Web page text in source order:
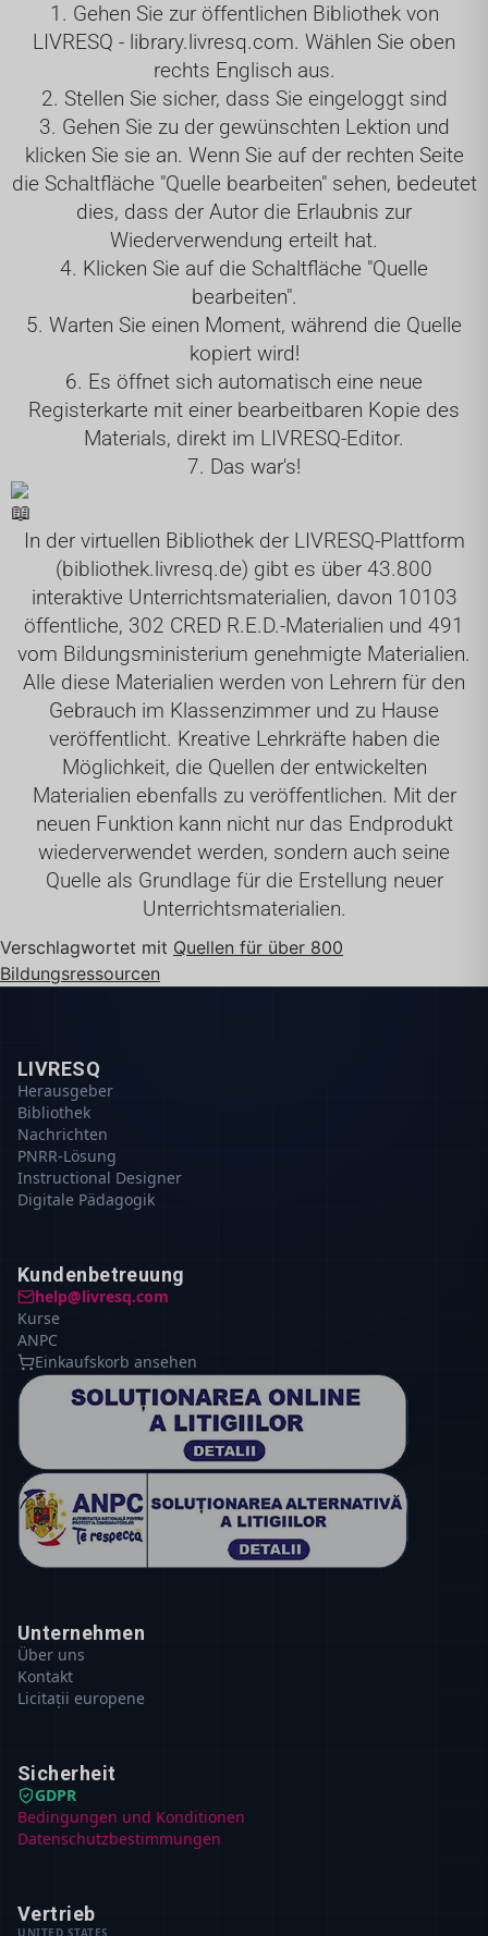
1. Gehen Sie zur öffentlichen Bibliothek von
LIVRESQ - library.livresq.com. Wählen Sie oben
rechts Englisch aus.
2. Stellen Sie sicher, dass Sie eingeloggt sind
3. Gehen Sie zu der gewünschten Lektion und
klicken Sie sie an. Wenn Sie auf der rechten Seite
die Schaltfläche "Quelle bearbeiten" sehen, bedeutet
dies, dass der Autor die Erlaubnis zur
Wiederverwendung erteilt hat.
4. Klicken Sie auf die Schaltfläche "Quelle
bearbeiten".
5. Warten Sie einen Moment, während die Quelle
kopiert wird!
6. Es öffnet sich automatisch eine neue
Registerkarte mit einer bearbeitbaren Kopie des
Materials, direkt im LIVRESQ-Editor.
7. Das war's!
In der virtuellen Bibliothek der LIVRESQ-Plattform
(bibliothek.livresq.de) gibt es über 43.800
interaktive Unterrichtsmaterialien, davon 10103
öffentliche, 302 CRED R.E.D.-Materialien und 491
vom Bildungsministerium genehmigte Materialien.
Alle diese Materialien werden von Lehrern für den
Gebrauch im Klassenzimmer und zu Hause
veröffentlicht. Kreative Lehrkräfte haben die
Möglichkeit, die Quellen der entwickelten
Materialien ebenfalls zu veröffentlichen. Mit der
neuen Funktion kann nicht nur das Endprodukt
wiederverwendet werden, sondern auch seine
Quelle als Grundlage für die Erstellung neuer
Unterrichtsmaterialien.
Verschlagwortet mit Quellen für über 800
Bildungsressourcen
LIVRESQ
Herausgeber
Bibliothek
Nachrichten
PNRR-Lösung
Instructional Designer
Digitale Pädagogik
Kundenbetreuung
help@livresq.com
Kurse
ANPC
Einkaufskorb ansehen
Unternehmen
Über uns
Kontakt
Licitații europene
Sicherheit
GDPR
Bedingungen und Konditionen
Datenschutzbestimmungen
Vertrieb